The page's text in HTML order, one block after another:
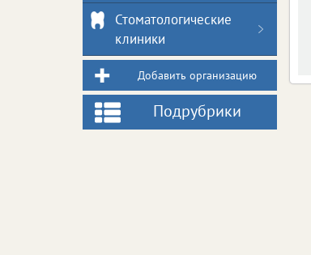
Стоматологические
клиники
Добавить организацию
Подрубрики